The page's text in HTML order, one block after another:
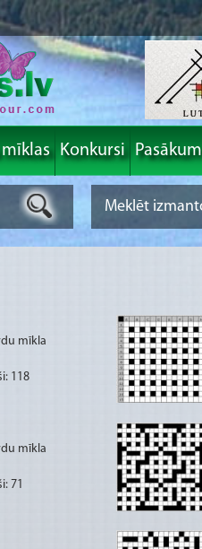
Konkursi
mīkla
118
mīkla
71